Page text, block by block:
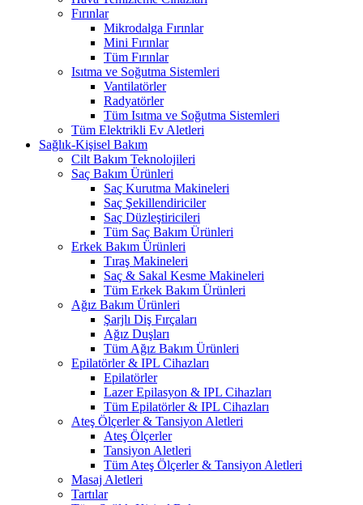
Fırınlar
Mikrodalga Fırınlar
Mini Fırınlar
Tüm Fırınlar
Isıtma ve Soğutma Sistemleri
Vantilatörler
Radyatörler
Tüm Isıtma ve Soğutma Sistemleri
Tüm Elektrikli Ev Aletleri
Sağlık-Kişisel Bakım
Cilt Bakım Teknolojileri
Saç Bakım Ürünleri
Saç Kurutma Makineleri
Saç Şekillendiriciler
Saç Düzleştiricileri
Tüm Saç Bakım Ürünleri
Erkek Bakım Ürünleri
Tıraş Makineleri
Saç & Sakal Kesme Makineleri
Tüm Erkek Bakım Ürünleri
Ağız Bakım Ürünleri
Şarjlı Diş Fırçaları
Ağız Duşları
Tüm Ağız Bakım Ürünleri
Epilatörler & IPL Cihazları
Epilatörler
Lazer Epilasyon & IPL Cihazları
Tüm Epilatörler & IPL Cihazları
Ateş Ölçerler & Tansiyon Aletleri
Ateş Ölçerler
Tansiyon Aletleri
Tüm Ateş Ölçerler & Tansiyon Aletleri
Masaj Aletleri
Tartılar